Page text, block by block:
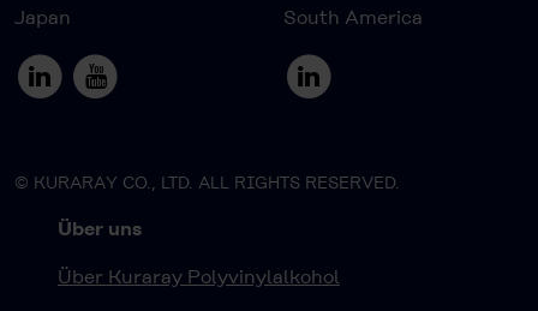
Japan South America
© KURARAY CO., LTD. ALL RIGHTS RESERVED.
Über uns
Über Kuraray Polyvinylalkohol